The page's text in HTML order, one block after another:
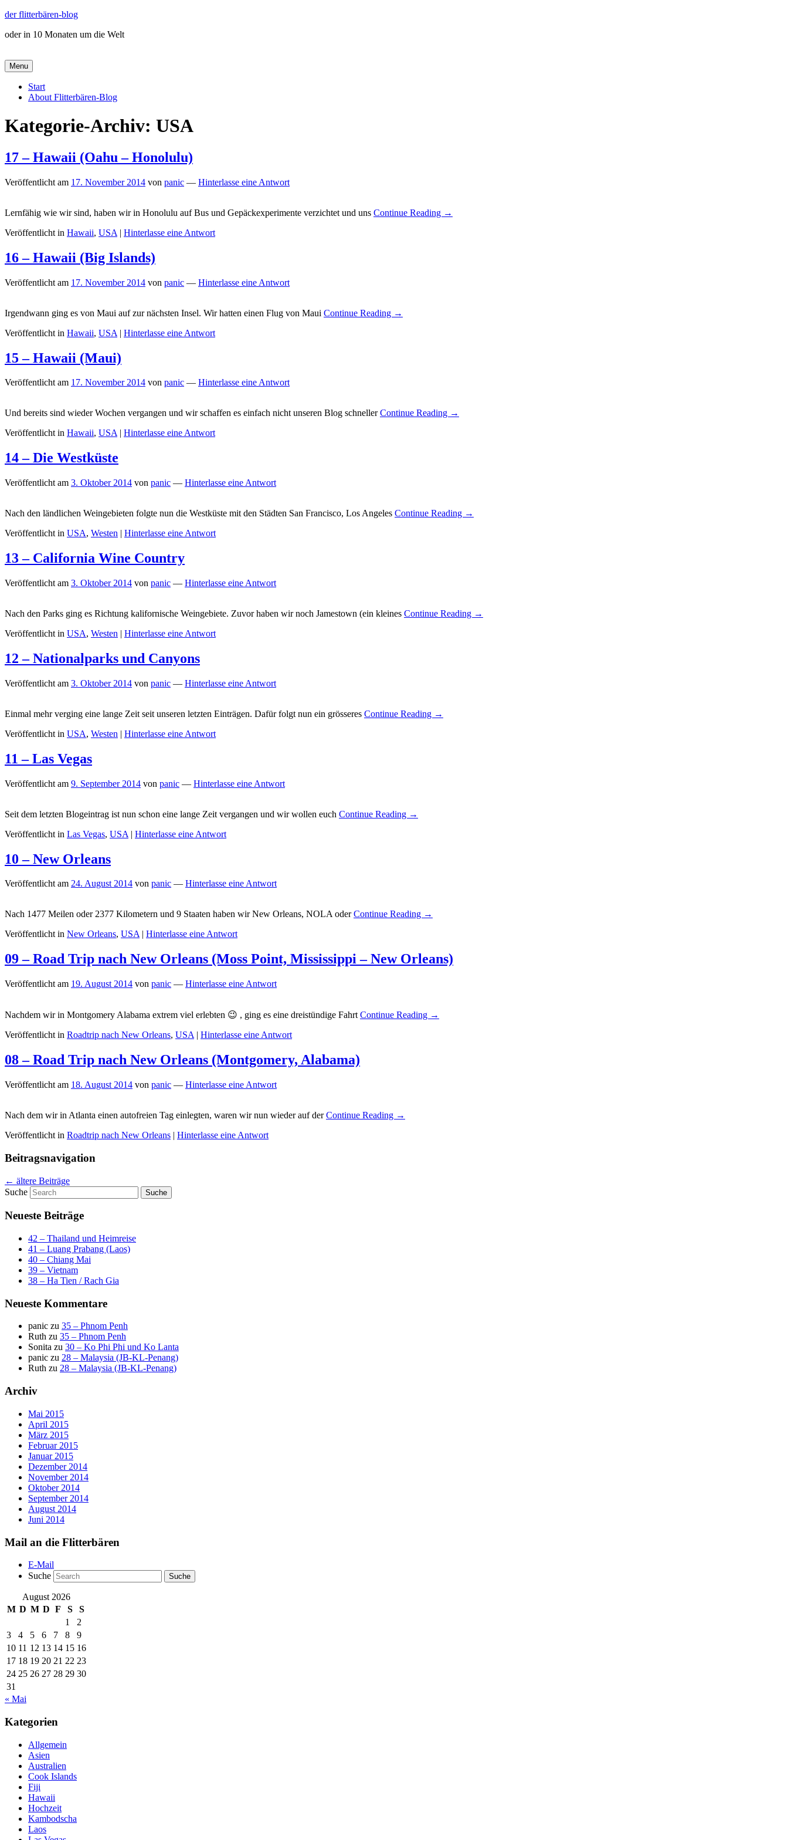
der flitterbären-blog
oder in 10 Monaten um die Welt
Menu
Hauptmenü
Start
About Flitterbären-Blog
Kategorie-Archiv: USA
17 – Hawaii (Oahu – Honolulu)
Veröffentlicht am 17. November 2014 von panic — Hinterlasse eine Antwort
Lernfähig wie wir sind, haben wir in Honolulu auf Bus und Gepäckexperimente verzichtet und uns Continue Reading →
Veröffentlicht in Hawaii, USA | Hinterlasse eine Antwort
16 – Hawaii (Big Islands)
Veröffentlicht am 17. November 2014 von panic — Hinterlasse eine Antwort
Irgendwann ging es von Maui auf zur nächsten Insel. Wir hatten einen Flug von Maui Continue Reading →
Veröffentlicht in Hawaii, USA | Hinterlasse eine Antwort
15 – Hawaii (Maui)
Veröffentlicht am 17. November 2014 von panic — Hinterlasse eine Antwort
Und bereits sind wieder Wochen vergangen und wir schaffen es einfach nicht unseren Blog schnellerContinue Reading →
Veröffentlicht in Hawaii, USA | Hinterlasse eine Antwort
14 – Die Westküste
Veröffentlicht am 3. Oktober 2014 von panic — Hinterlasse eine Antwort
Nach den ländlichen Weingebieten folgte nun die Westküste mit den Städten San Francisco, Los Angeles Continue Reading →
Veröffentlicht in USA, Westen | Hinterlasse eine Antwort
13 – California Wine Country
Veröffentlicht am 3. Oktober 2014 von panic — Hinterlasse eine Antwort
Nach den Parks ging es Richtung kalifornische Weingebiete. Zuvor haben wir noch Jamestown (ein kleines Continue Reading →
Veröffentlicht in USA, Westen | Hinterlasse eine Antwort
12 – Nationalparks und Canyons
Veröffentlicht am 3. Oktober 2014 von panic — Hinterlasse eine Antwort
Einmal mehr verging eine lange Zeit seit unseren letzten Einträgen. Dafür folgt nun ein grösseres Continue Reading →
Veröffentlicht in USA, Westen | Hinterlasse eine Antwort
11 – Las Vegas
Veröffentlicht am 9. September 2014 von panic — Hinterlasse eine Antwort
Seit dem letzten Blogeintrag ist nun schon eine lange Zeit vergangen und wir wollen euch Continue Reading →
Veröffentlicht in Las Vegas, USA | Hinterlasse eine Antwort
10 – New Orleans
Veröffentlicht am 24. August 2014 von panic — Hinterlasse eine Antwort
Nach 1477 Meilen oder 2377 Kilometern und 9 Staaten haben wir New Orleans, NOLA oderContinue Reading →
Veröffentlicht in New Orleans, USA Hinterlasse eine Antwort
09 – Road Trip nach New Orleans (Moss Point, Mississippi – New Orleans)
Veröffentlicht am 19. August 2014 von panic — Hinterlasse eine Antwort
Nachdem wir in Montgomery Alabama extrem viel erlebten 😉 , ging es eine dreistündige Fahrt Continue Reading →
Veröffentlicht in Roadtrip nach New Orleans, USA | Hinterlasse eine Antwort
08 – Road Trip nach New Orleans (Montgomery, Alabama)
Veröffentlicht am 18. August 2014 von panic — Hinterlasse eine Antwort
Nach dem wir in Atlanta einen autofreien Tag einlegten, waren wir nun wieder auf derContinue Reading →
Veröffentlicht in Roadtrip nach New Orleans | Hinterlasse eine Antwort
Beitragsnavigation
← ältere Beiträge
Suche
Neueste Beiträge
42 – Thailand und Heimreise
41 – Luang Prabang (Laos)
40 – Chiang Mai
39 – Vietnam
38 – Ha Tien / Rach Gia
Neueste Kommentare
panic zu 35 – Phnom Penh
Ruth zu 35 – Phnom Penh
Sonita zu 30 – Ko Phi Phi und Ko Lanta
panic zu 28 – Malaysia (JB-KL-Penang)
Ruth zu 28 – Malaysia (JB-KL-Penang)
Archiv
Mai 2015
April 2015
März 2015
Februar 2015
Januar 2015
Dezember 2014
November 2014
Oktober 2014
September 2014
August 2014
Juni 2014
Mail an die Flitterbären
E-Mail
Suche
August 2026
M D M D F S
S
1
2
3
4 5 6 7 8
9
10 11 12 13 14 15 16
17 18 19 20 21 22 23
24 25 26 27 28 29 30
31
« Mai
Kategorien
Allgemein
Asien
Australien
Cook Islands
Fiji
Hawaii
Hochzeit
Kambodscha
Laos